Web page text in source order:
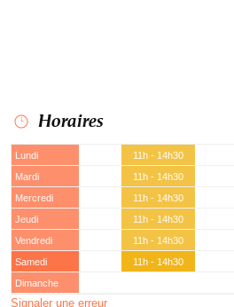
Horaires
Lundi 11h - 14h30
Mardi
11h - 14h30
Mercredi
11h - 14h30
Jeudi
11h - 14h30
Vendredi
11h - 14h30
Samedi
11h - 14h30
Dimanche
Signaler une erreur